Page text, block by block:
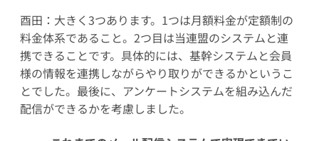
酉田：大きく3つあります。1つは月額料金が定額制の
料金体系であること。2つ目は当連盟のシステムと連
携できることです。具体的には、基幹システムと会員
様の情報を連携しながらやり取りができるかというこ
とでした。最後に、アンケートシステムを組み込んだ
配信ができるかを考慮しました。